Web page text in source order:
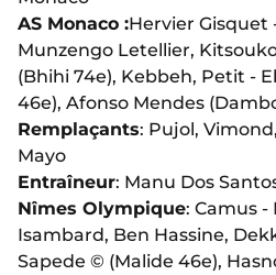
AS Monaco :Hervier Gisquet
Munzengo Letellier,
(Bhihi 74e), Kebbeh, Petit -
46e), Afonso Mendes
Remplaçants: Pujol,
Mayo
Entraîneur: Manu Dos
Nîmes Olympique: Camus -
Isambard, Ben Hassine,
Sapede © (Malide 46e),